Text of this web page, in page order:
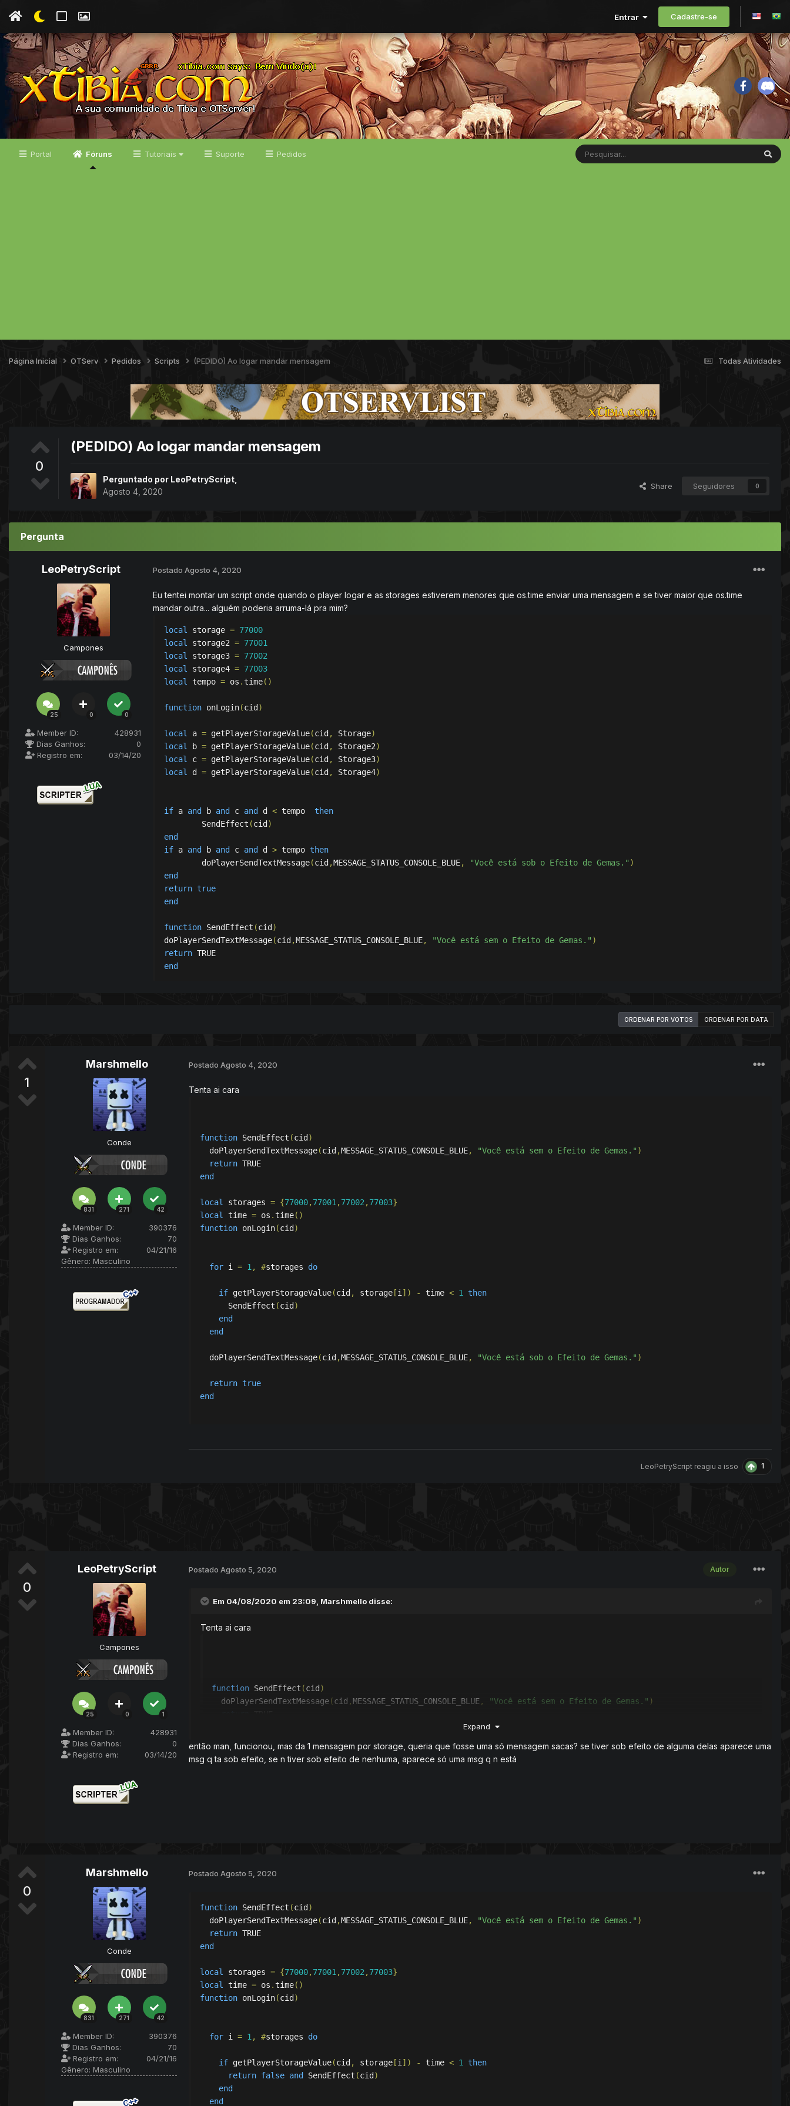
Entrar Cadastre-se
Portal Fóruns Tutoriais Suporte Pedidos
Todas Atividades
Página Inicial OTServ Pedidos Scripts (PEDIDO) Ao logar mandar mensagem
0
(PEDIDO) Ao logar mandar mensagem
Perguntado por LeoPetryScript
Agosto 4, 2020
Share Seguidores 0
Pergunta
LeoPetryScript
Campones
25 0 0
Member ID:
428931
Dias Ganhos:
0
Registro em:
03/14/20
Postado Agosto 4, 2020
Eu tentei montar um script onde quando o player logar e as storages estiverem menores que os.time enviar uma mensagem e se tiver maior que os.time
mandar outra... alguém poderia arruma-lá pra mim?
local storage = 77000
local
storage2 = 77001
local
storage3 = 77002
local
storage4 = 77003
local
tempo = os .time()
function onLogin(cid )
local a = getPlayerStorageValue(cid , Storage)
local
b = getPlayerStorageValue(cid , Storage2)
local
c = getPlayerStorageValue(cid , Storage3)
local
d = getPlayerStorageValue(cid , Storage4)
if a and b and c and d < tempo
then
	SendEffect
(cid )
end
if a and b and c and d > tempo then
	doPlayerSendTextMessage
(cid ,MESSAGE_STATUS_CONSOLE_BLUE, "Você está sob o Efeito de Gemas." )
end
return true
end
function SendEffect (cid )
doPlayerSendTextMessage(cid ,MESSAGE_STATUS_CONSOLE_BLUE, "Você está sem o Efeito de Gemas." )
return
end
ORDENAR POR VOTOS ORDENAR POR DATA
1
Marshmello
Conde
831 271 42
Member ID:
390376
Dias Ganhos:
70
Registro em:
04/21/16
Gênero: Masculino
Postado Agosto 4, 2020
Tenta ai cara
function SendEffect (cid )
  doPlayerSendTextMessage
(cid ,MESSAGE_STATUS_CONSOLE_BLUE, "Você está sem o Efeito de Gemas." )
return
end
local storages = {77000, 77001 , 77002 , 77003}
local
time = os .time()
function onLogin(cid )
for i = 1 , #storages do
if getPlayerStorageValue(cid , storage [i ]) - time < 1
then
      SendEffect
(cid )
end
end
  doPlayerSendTextMessage
(cid ,MESSAGE_STATUS_CONSOLE_BLUE, "Você está sob o Efeito de Gemas." )
return true
end
LeoPetryScript reagiu a isso 1
0
LeoPetryScript
Campones
25 0 1
Member ID:
428931
Dias Ganhos:
0
Registro em:
03/14/20
Autor
Postado Agosto 5, 2020
Em 04/08/2020 em 23:09, Marshmello disse:
Tenta ai cara
function SendEffect (cid)
  doPlayerSendTextMessage
(cid ,MESSAGE_STATUS_CONSOLE_BLUE, "Você está sem o Efeito de Gemas." )
local storages 77001 77002 77003}
=
end
  doPlayerSendTextMessage
return true
end
Expand
então man, funcionou, mas da 1 mensagem por storage, queria que fosse uma só mensagem sacas? se tiver sob efeito de alguma delas aparece uma
msg q ta sob efeito, se n tiver sob efeito de nenhuma, aparece só uma msg q n está
0
Marshmello
Conde
831 271 42
Member ID:
390376
Dias Ganhos:
70
Registro em:
04/21/16
Gênero: Masculino
Postado Agosto 5, 2020
function SendEffect (cid )
  doPlayerSendTextMessage
(cid ,MESSAGE_STATUS_CONSOLE_BLUE, "Você está sem o Efeito de Gemas." )
return
end
local storages = {77000, 77001 , 77002 , 77003}
local
time = os .time()
function onLogin(cid )
for i = 1 , #storages do
if getPlayerStorageValue(cid , storage [i ]) - time < 1
then
return false and SendEffect (cid )
end
end